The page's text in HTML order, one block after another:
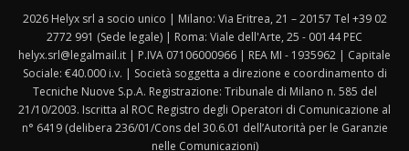
2026 Helyx srl a socio unico | Milano: Via Eritrea, 21 – 20157 Tel +39 02
2772 991 (Sede legale) | Roma: Viale dell'Arte, 25 - 00144 PEC
helyx.srl@legalmail.it | P.IVA 07106000966 | REA MI - 1935962 | Capitale
Sociale: €40.000 i.v. | Società soggetta a direzione e coordinamento di
Tecniche Nuove S.p.A. Registrazione: Tribunale di Milano n. 585 del
21/10/2003. Iscritta al ROC Registro degli Operatori di Comunicazione al
n° 6419 (delibera 236/01/Cons del 30.6.01 dell’Autorità per le Garanzie
nelle Comunicazioni)